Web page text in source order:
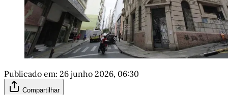
Publicado em: 26 junho 2026, 06:30
Compartilhar